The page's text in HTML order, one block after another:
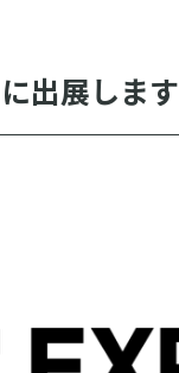
出展します